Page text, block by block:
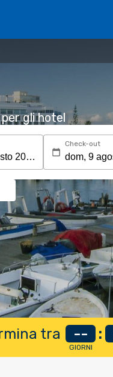
gli hotel
Check-out
tra --
GIORNI
: